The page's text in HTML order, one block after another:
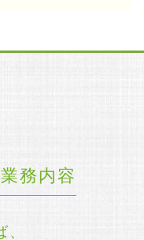
務内容